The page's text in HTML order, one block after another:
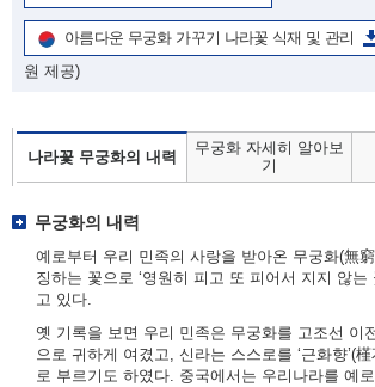
아름다운 무궁화 가꾸기 나라꽃 식재 및 관리
원 제공)
나라꽃 무궁화의 내력
무궁화 자세히 알아보
기
무궁화의 내력
예로부터 우리 민족의 사랑을 받아온 무궁화(無
징하는 꽃으로 ‘영원히 피고 또 피어서 지지 않는
고 있다.
옛 기록을 보면 우리 민족은 무궁화를 고조선 이
으로 귀하게 여겼고, 신라는 스스로를 ‘근화향’(
로 부르기도 하였다. 중국에서는 우리나라를 예